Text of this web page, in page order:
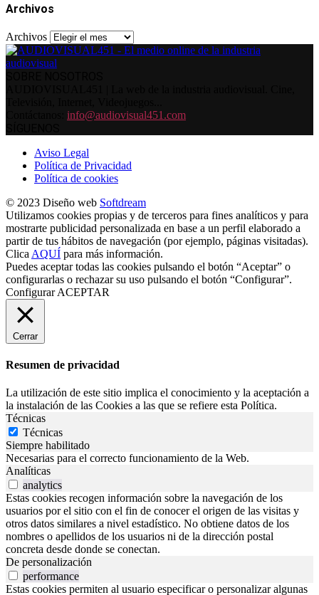
Archivos
Archivos
info@audiovisual451.com
Aviso Legal
Política de Privacidad
Política de cookies
© 2023 Diseño web Softdream
Utilizamos cookies propias y de terceros para fines analíticos y para
mostrarte publicidad personalizada en base a un perfil elaborado a
partir de tus hábitos de navegación (por ejemplo, páginas visitadas).
Clica AQUÍ para más información.
Puedes aceptar todas las cookies pulsando el botón “Aceptar” o
configurarlas o rechazar su uso pulsando el botón “Configurar”.
Configurar ACEPTAR
Cerrar
Resumen de privacidad
La utilización de este sitio implica el conocimiento y la aceptación a
la instalación de las Cookies a las que se refiere esta Política.
Técnicas
Técnicas
Siempre habilitado
Necesarias para el correcto funcionamiento de la Web.
Analíticas
analytics
Estas cookies recogen información sobre la navegación de los
usuarios por el sitio con el fin de conocer el origen de las visitas y
otros datos similares a nivel estadístico. No obtiene datos de los
nombres o apellidos de los usuarios ni de la dirección postal
concreta desde donde se conectan.
De personalización
performance
Estas cookies permiten al usuario especificar o personalizar algunas